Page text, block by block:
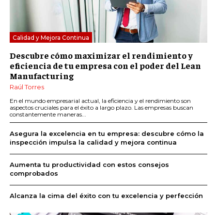
Calidad y Mejora Continua
Descubre cómo maximizar el rendimiento y
eficiencia de tu empresa con el poder del Lean
Manufacturing
Raúl Torres
En el mundo empresarial actual, la eficiencia y el rendimiento son
aspectos cruciales para el éxito a largo plazo. Las empresas buscan
constantemente maneras...
Asegura la excelencia en tu empresa: descubre cómo la
inspección impulsa la calidad y mejora continua
Aumenta tu productividad con estos consejos
comprobados
Alcanza la cima del éxito con tu excelencia y perfección